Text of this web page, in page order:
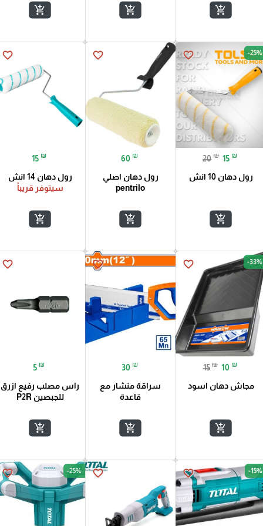
add_shopping_cart
add_shopping_cart
add_shopping_cart
favorite_border -25%
20 ₪ 15 ₪
رول دهان 10 انش
add_shopping_cart
favorite_border
60 ₪
رول دهان اصلي
pentrilo
add_shopping_cart
favorite_border
15 ₪
رول دهان 14 انش
سيتوفر قريباً
add_shopping_cart
favorite_border -33%
15 ₪ 10 ₪
مجاش دهان اسود
add_shopping_cart
favorite_border
30 ₪
سراقة منشار مع
قاعدة
add_shopping_cart
favorite_border
5 ₪
راس مصلب رفيع ازرق
للجبصين P2R
add_shopping_cart
favorite_border -15%
favorite_border
favorite_border -25%